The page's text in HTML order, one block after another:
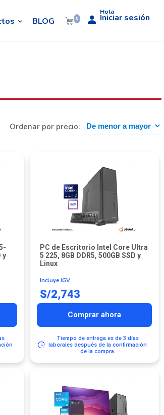
BLOG 0
Hola
Iniciar sesión
Ordenar por precio:
y
PC de Escritorio Intel Core Ultra
5 225, 8GB DDR5, 500GB SSD y
Linux
Incluye IGV
S/2,743
Comprar ahora
Tiempo de entrega es de 3 días
laborales después de la confirmación
de la compra.